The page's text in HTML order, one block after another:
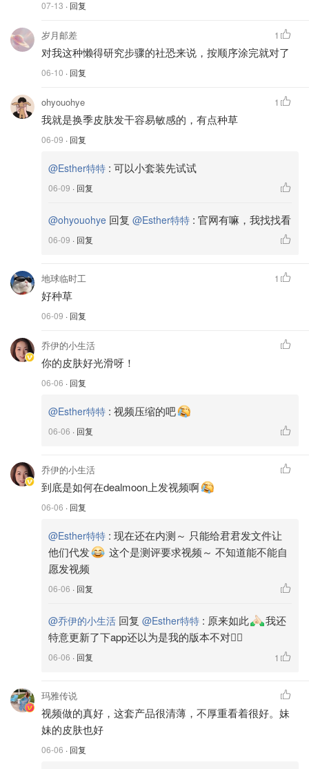
07-13 · 回复
岁月邮差
对我这种懒得研究步骤的社恐来说，按顺序涂完就对了
06-10 · 回复
1
ohyouohye
我就是换季皮肤发干容易敏感的，有点种草
06-09 · 回复
1
@Esther特特 : 可以小套装先试试
06-09 · 回复
@ohyouohye 回复 @Esther特特 : 官网有嘛，我找找看
06-09 · 回复
地球临时工
好种草
06-09 · 回复
1
乔伊的小生活
你的皮肤好光滑呀！
06-06 · 回复
@Esther特特 : 视频压缩的吧
06-06 · 回复
乔伊的小生活
到底是如何在dealmoon上发视频啊
06-06 · 回复
@Esther特特 : 现在还在内测～ 只能给君君发文件让
他们代发
这个是测评要求视频～ 不知道能不能自
愿发视频
06-06 · 回复
@乔伊的小生活 回复 @Esther特特 : 原来如此
我还
特意更新了下app还以为是我的版本不对😮‍💨
06-06 · 回复 1
玛雅传说
视频做的真好，这套产品很清薄，不厚重看着很好。妹
妹的皮肤也好
06-06 · 回复